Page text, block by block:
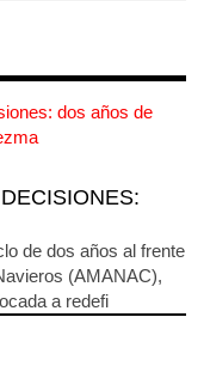
de dos años al frente
(AMANAC),
a redefi